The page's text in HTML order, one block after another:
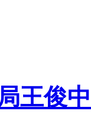
王俊